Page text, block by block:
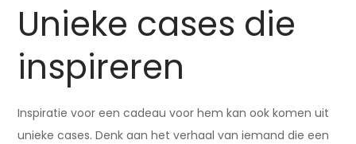
Unieke cases die
inspireren
Inspiratie voor een cadeau voor hem kan ook komen uit
unieke cases. Denk aan het verhaal van iemand die een